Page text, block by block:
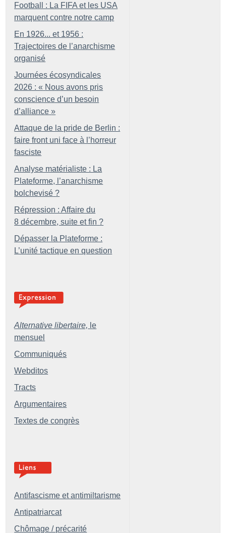
Football : La FIFA et les USA
marquent contre notre camp
En 1926... et 1956 :
Trajectoires de l’anarchisme
organisé
Journées écosyndicales
2026 : « Nous avons pris
conscience d’un besoin
d’alliance »
Attaque de la pride de Berlin :
faire front uni face à l’horreur
fasciste
Analyse matérialiste : La
Plateforme, l’anarchisme
bolchevisé ?
Répression : Affaire du
8 décembre, suite et fin ?
Dépasser la Plateforme :
L’unité tactique en question
Alternative libertaire, le
mensuel
Communiqués
Webditos
Tracts
Argumentaires
Textes de congrès
Antifascisme et antimiltarisme
Antipatriarcat
Chômage / précarité